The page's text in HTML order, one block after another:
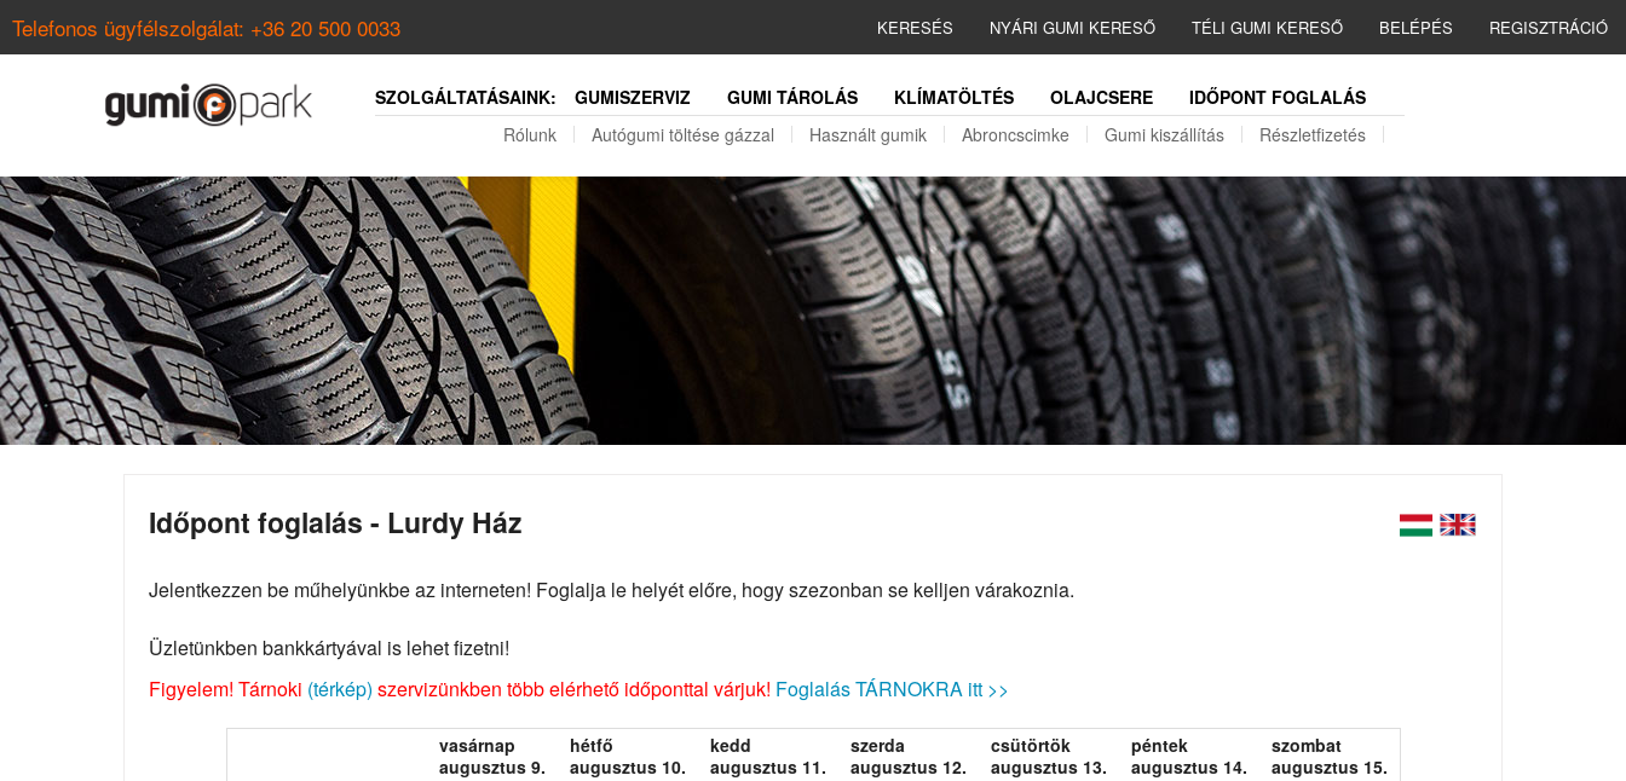
Telefonos ügyfélszolgálat: +36 20 500 0033 KERESÉS NYÁRI GUMI KERESŐ TÉLI GUMI KERESŐ BELÉPÉS REGISZTRÁCIÓ
SZOLGÁLTATÁSAINK: GUMISZERVIZ GUMI TÁROLÁS KLÍMATÖLTÉS OLAJCSERE
IDŐPONT FOGLALÁS
Rólunk
Autógumi töltése gázzal Használt gumik Abroncscimke Gumi kiszállítás Részletfizetés
Időpont foglalás - Lurdy Ház
Jelentkezzen be műhelyünkbe az interneten! Foglalja le helyét előre, hogy szezonban se kelljen várakoznia.
Üzletünkben bankkártyával is lehet fizetni!
Figyelem! Tárnoki (térkép) szervizünkben több elérhető időponttal várjuk! Foglalás TÁRNOKRA itt >>
vasárnap
augusztus 9.
hétfő
augusztus 10.
kedd
augusztus 11.
szerda
augusztus 12.
csütörtök
augusztus 13.
péntek
augusztus 14.
szombat
augusztus 15.